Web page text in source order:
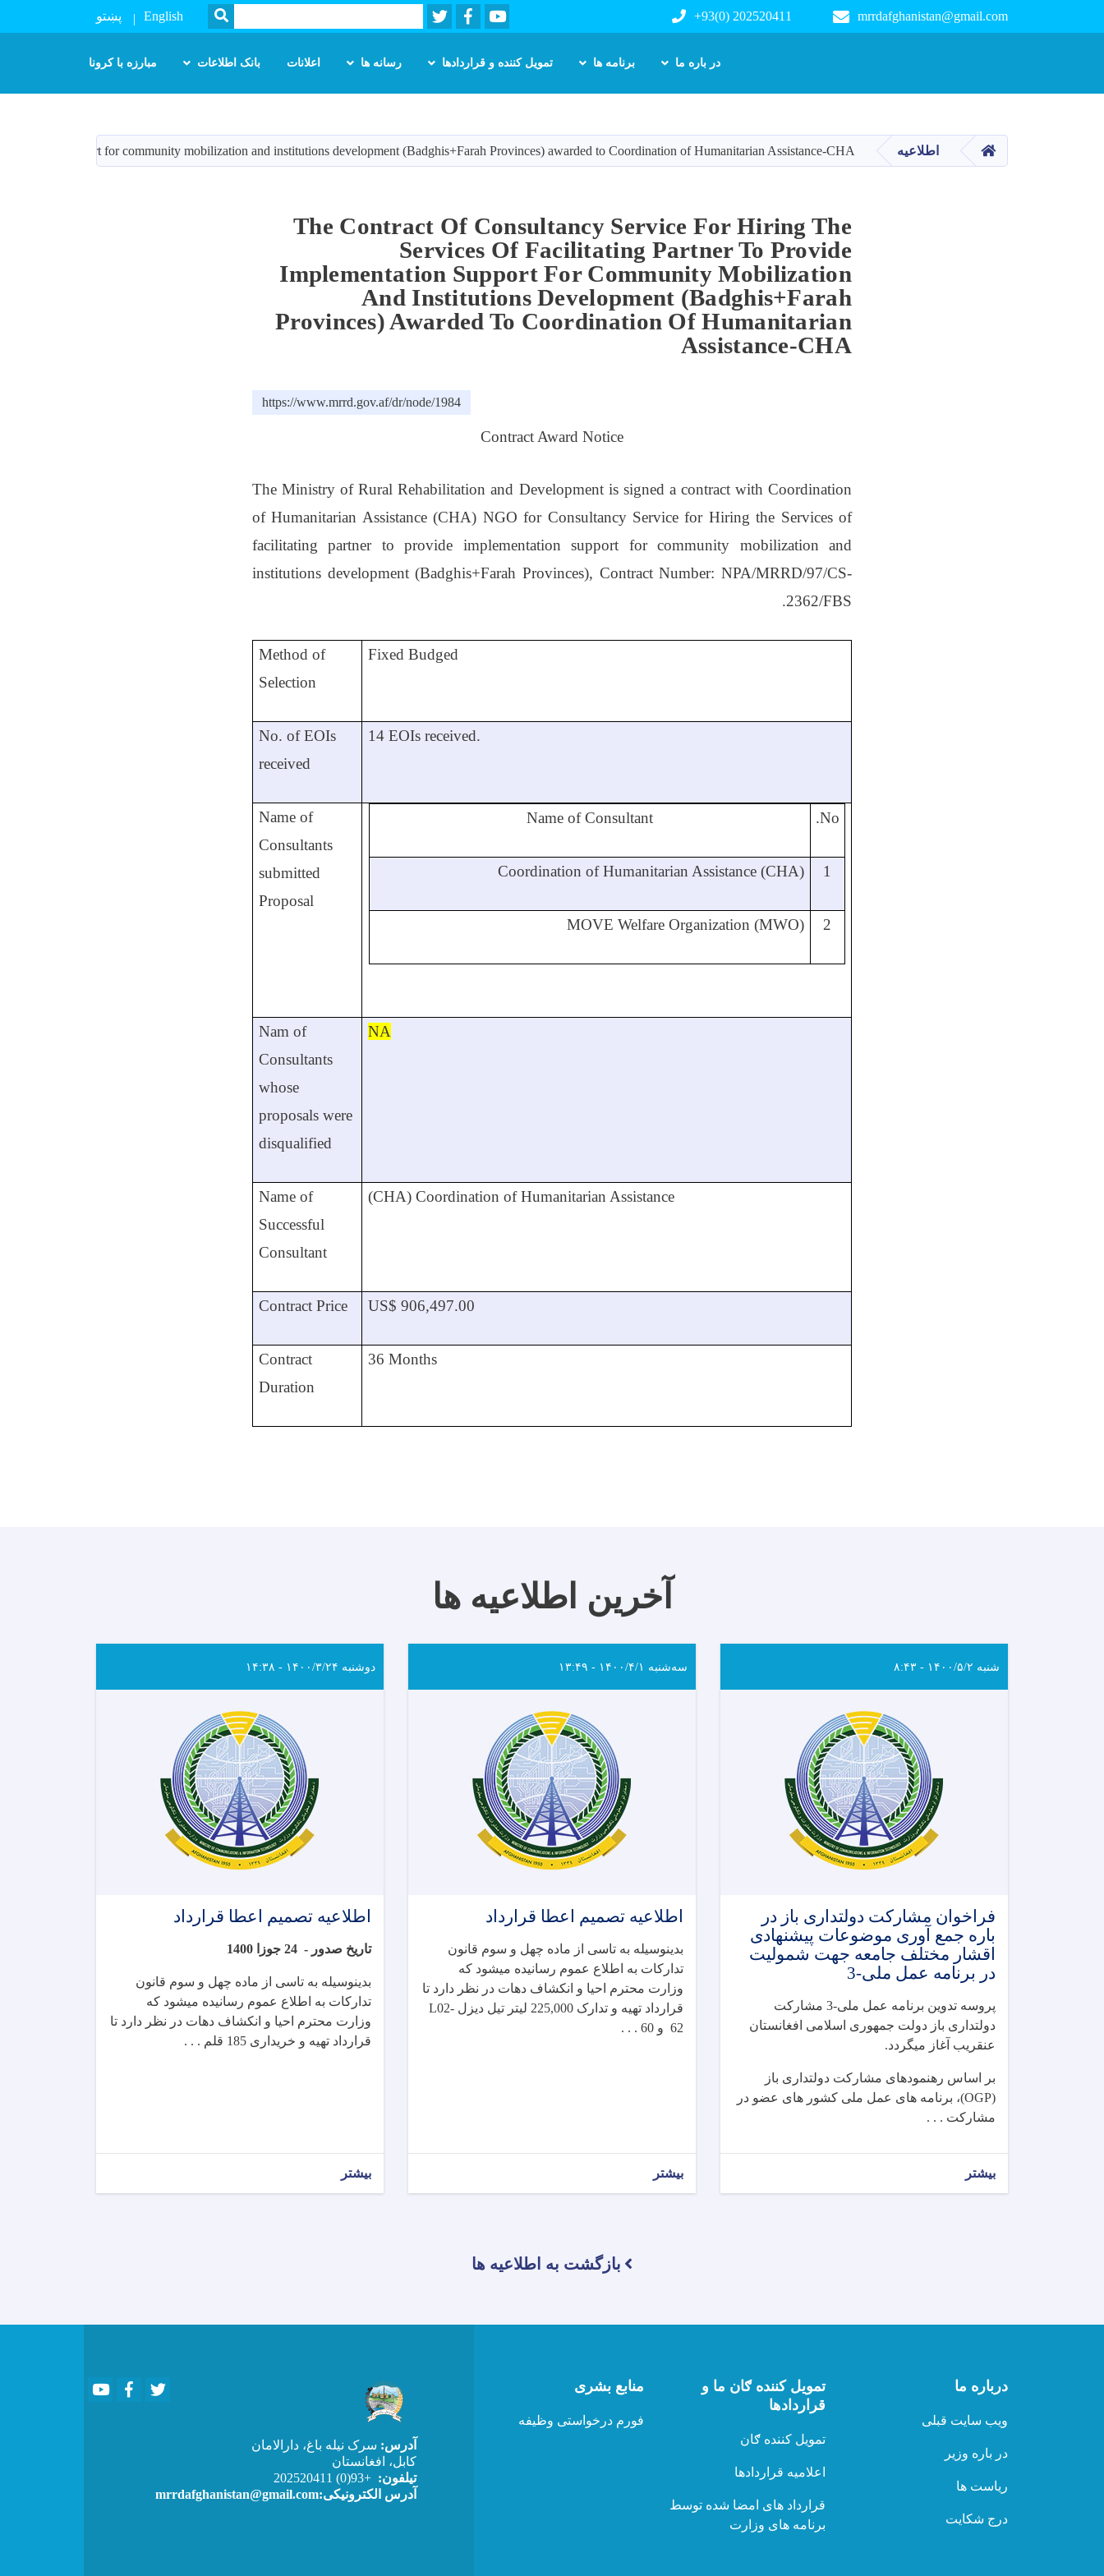
main
content
mrrdafghanistan@gmail.com
+93(0) 202520411
Youtube
Facebook
Twitter
Search
SEARCH
English پښتو
در باره ما برنامه ها تمویل کننده و قراردادها رسانه ها اعلانات بانک اطلاعات مبارزه با کرونا
صفحه اصلیاطلاعیه support for community mobilization and institutions development (Badghis+Farah Provinces) awarded to Coordination of Humanitarian Assistance-CHA
The Contract Of Consultancy Service For Hiring The
Services Of Facilitating Partner To Provide
Implementation Support For Community Mobilization
And Institutions Development (Badghis+Farah
Provinces) Awarded To Coordination Of Humanitarian
Assistance-CHA
https://www.mrrd.gov.af/dr/node/1984
Contract Award Notice
The Ministry of Rural Rehabilitation and Development is signed a contract with Coordination
of Humanitarian Assistance (CHA) NGO for Consultancy Service for Hiring the Services of
facilitating partner to provide implementation support for community mobilization and
institutions development (Badghis+Farah Provinces), Contract Number:NPA/MRRD/97/CS-
2362/FBS.
Fixed Budged
Method of
Selection
14 EOIs received.
No. of EOIs
received
No.
Name of Consultant
1
Coordination of Humanitarian Assistance (CHA)
2
MOVE Welfare Organization (MWO)
Name of
Consultants
submitted
Proposal
NA
Nam of
Consultants
whose
proposals were
disqualified
Coordination of Humanitarian Assistance
(CHA)
Name of
Successful
Consultant
US$ 906,497.00
Contract Price
36 Months
Contract
Duration
آخرین اطلاعیه ها
شنبه ۱۴۰۰/۵/۲ - ۸:۴۳
فراخوان مشارکت دولتداری باز در
باره جمع آوری موضوعات پیشنهادی
اقشار مختلف جامعه جهت شمولیت
در برنامه عمل ملی-3
پروسه تدوین برنامه عمل ملی-3 مشارکت
دولتداری باز دولت جمهوری اسلامی افغانستان
عنقریب آغاز میگردد.
بر اساس رهنمودهای مشارکت دولتداری باز
(OGP)، برنامه های عمل ملی کشور های عضو در
مشارکت . . .
بیشتر
سه‌شنبه ۱۴۰۰/۴/۱ - ۱۳:۴۹
اطلاعیه تصمیم اعطا قرارداد
بدینوسیله به تاسی از ماده چهل و سوم قانون
تدارکات به اطلاع عموم رسانیده میشود که
وزارت محترم احیا و انکشاف دهات در نظر دارد تا
قرارداد تهیه و تدارک 225,000 لیتر تیل دیزل
L02-
62 و 60 . . .
بیشتر
دوشنبه ۱۴۰۰/۳/۲۴ - ۱۴:۳۸
اطلاعیه تصمیم اعطا قرارداد
تاریخ صدور - 24 جوزا 1400
بدینوسیله به تاسی از ماده چهل و سوم قانون
تدارکات به اطلاع عموم رسانیده میشود که
وزارت محترم احیا و انکشاف دهات در نظر دارد تا
قرارداد تهیه و خریداری 185 قلم . . .
بیشتر
بازگشت به اطلاعیه ها
درباره ما
ویب سایت قبلی
در باره وزیر
ریاست ها
درج شکایت
تمویل کننده ګان ما و
قراردادها
تمویل کننده ګان
اعلامیه قراردادها
قرارداد های امضا شده توسط
برنامه های وزارت
منابع بشری
فورم درخواستی وظیفه
YoutubeFacebook
آدرس: سرک نیله باغ، دارالامان
کابل، افغانستان
تیلفون: +93(0) 202520411
آدرس الکترونیکی:mrrdafghanistan@gmail.com